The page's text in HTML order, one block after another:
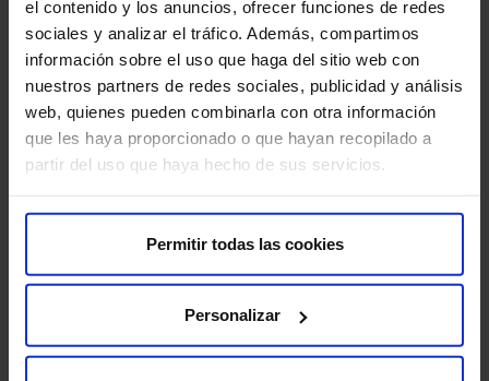
el contenido y los anuncios, ofrecer funciones de redes
sociales y analizar el tráfico. Además, compartimos
información sobre el uso que haga del sitio web con
nuestros partners de redes sociales, publicidad y análisis
web, quienes pueden combinarla con otra información
que les haya proporcionado o que hayan recopilado a
partir del uso que haya hecho de sus servicios.
Permitir todas las cookies
Personalizar
Más HM Hospitales
Fundación HM​
Instituto HM Hospitales​
Intranet HM Hospitales​